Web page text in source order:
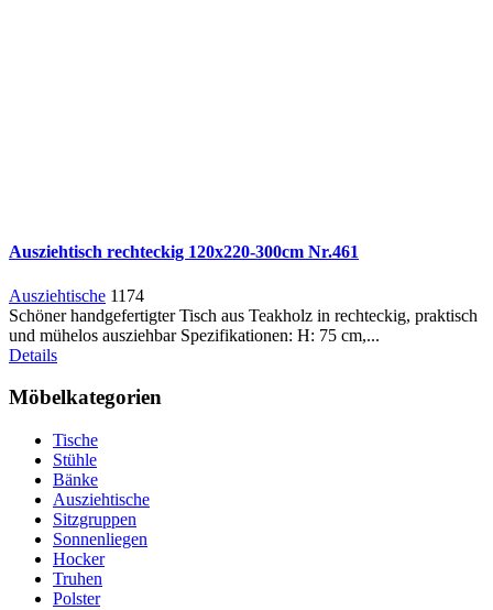
Ausziehtisch rechteckig 120x220-300cm Nr.461
Ausziehtische 1174
Schöner handgefertigter Tisch aus Teakholz in rechteckig, praktisch
und mühelos ausziehbar Spezifikationen: H: 75 cm,...
Details
Möbelkategorien
Tische
Stühle
Bänke
Ausziehtische
Sitzgruppen
Sonnenliegen
Hocker
Truhen
Polster